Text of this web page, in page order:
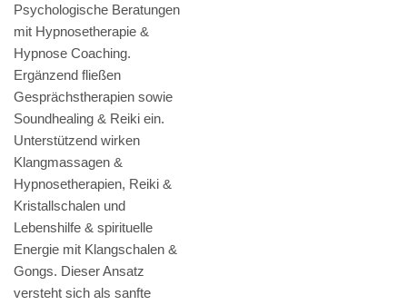
Psychologische Beratungen
mit Hypnosetherapie &
Hypnose Coaching.
Ergänzend fließen
Gesprächstherapien sowie
Soundhealing & Reiki ein.
Unterstützend wirken
Klangmassagen &
Hypnosetherapien, Reiki &
Kristallschalen und
Lebenshilfe & spirituelle
Energie mit Klangschalen &
Gongs. Dieser Ansatz
versteht sich als sanfte